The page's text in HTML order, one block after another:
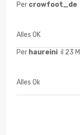
Per crowfoot_de
Alles OK
Per haureini il 23
Alles Ok